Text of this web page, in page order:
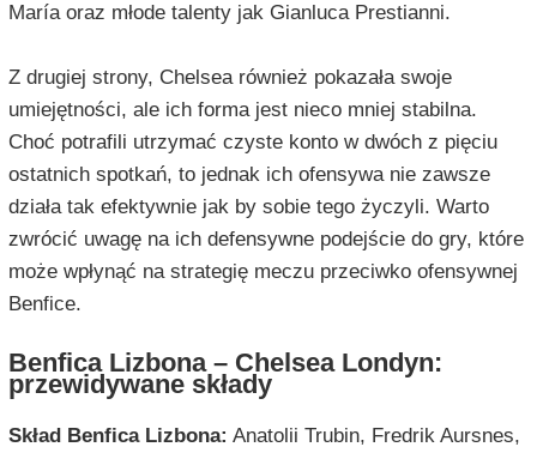
María oraz młode talenty jak Gianluca Prestianni.
Z drugiej strony, Chelsea również pokazała swoje
umiejętności, ale ich forma jest nieco mniej stabilna.
Choć potrafili utrzymać czyste konto w dwóch z pięciu
ostatnich spotkań, to jednak ich ofensywa nie zawsze
działa tak efektywnie jak by sobie tego życzyli. Warto
zwrócić uwagę na ich defensywne podejście do gry, które
może wpłynąć na strategię meczu przeciwko ofensywnej
Benfice.
Benfica Lizbona – Chelsea Londyn:
przewidywane składy
Skład Benfica Lizbona: Anatolii Trubin, Fredrik Aursnes,